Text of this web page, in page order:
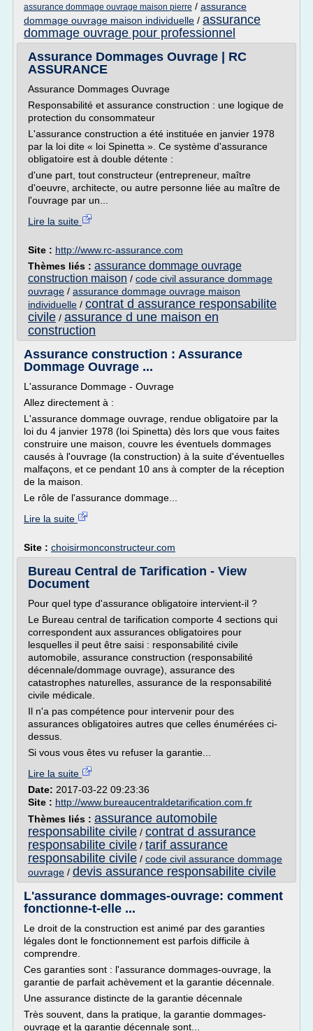
assurance dommage ouvrage maison pierre / assurance
dommage ouvrage maison individuelle / assurance
dommage ouvrage pour professionnel
Assurance Dommages Ouvrage | RC
ASSURANCE
Assurance Dommages Ouvrage
Responsabilité et assurance construction : une logique de
protection du consommateur
L'assurance construction a été instituée en janvier 1978
par la loi dite « loi Spinetta ». Ce système d'assurance
obligatoire est à double détente :
d'une part, tout constructeur (entrepreneur, maître
d'oeuvre, architecte, ou autre personne liée au maître de
l'ouvrage par un...
Lire la suite
Site : http://www.rc-assurance.com
Thèmes liés : assurance dommage ouvrage
construction maison / code civil assurance dommage
ouvrage / assurance dommage ouvrage maison
individuelle / contrat d assurance responsabilite
civile / assurance d une maison en
construction
Assurance construction : Assurance
Dommage Ouvrage ...
L'assurance Dommage - Ouvrage
Allez directement à :
L'assurance dommage ouvrage, rendue obligatoire par la
loi du 4 janvier 1978 (loi Spinetta) dès lors que vous faites
construire une maison, couvre les éventuels dommages
causés à l'ouvrage (la construction) à la suite d'éventuelles
malfaçons, et ce pendant 10 ans à compter de la réception
de la maison.
Le rôle de l'assurance dommage...
Lire la suite
Site : choisirmonconstructeur.com
Bureau Central de Tarification - View
Document
Pour quel type d'assurance obligatoire intervient-il ?
Le Bureau central de tarification comporte 4 sections qui
correspondent aux assurances obligatoires pour
lesquelles il peut être saisi : responsabilité civile
automobile, assurance construction (responsabilité
décennale/dommage ouvrage), assurance des
catastrophes naturelles, assurance de la responsabilité
civile médicale.
Il n'a pas compétence pour intervenir pour des
assurances obligatoires autres que celles énumérées ci-
dessus.
Si vous vous êtes vu refuser la garantie...
Lire la suite
Date: 2017-03-22 09:23:36
Site : http://www.bureaucentraldetarification.com.fr
Thèmes liés : assurance automobile
responsabilite civile / contrat d assurance
responsabilite civile / tarif assurance
responsabilite civile / code civil assurance dommage
ouvrage / devis assurance responsabilite civile
L'assurance dommages-ouvrage: comment
fonctionne-t-elle ...
Le droit de la construction est animé par des garanties
légales dont le fonctionnement est parfois difficile à
comprendre.
Ces garanties sont : l'assurance dommages-ouvrage, la
garantie de parfait achèvement et la garantie décennale.
Une assurance distincte de la garantie décennale
Très souvent, dans la pratique, la garantie dommages-
ouvrage et la garantie décennale sont...